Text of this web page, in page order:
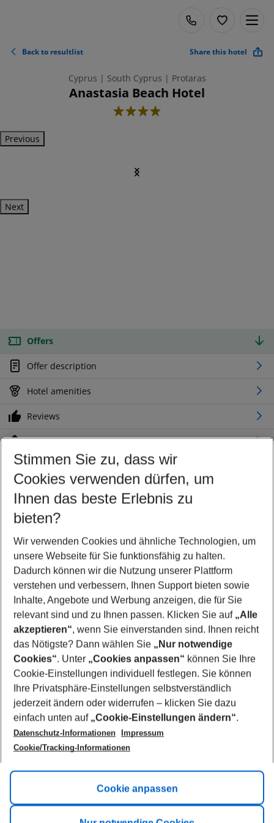
Back to resultlist Share this hotel
Cyprus | South Cyprus | Protaras
Anastasia Beach Hotel
4
Previous
Next
Offers
Offer description
Hotel amenities
Reviews
Location
Customize your offer
Find the perfect deal which suits your best
Your departure airport
Any airport
Select your date range
10/08/26–08/08/27 5-8 nights
Who will travel
2 adults No children
Show more filter
Footer
Footer navigation
Title A
Link A
Stimmen Sie zu, dass wir
Cookies verwenden dürfen, um
Ihnen das beste Erlebnis zu
bieten?
Wir verwenden Cookies und ähnliche Technologien, um
unsere Webseite für Sie funktionsfähig zu halten.
Dadurch können wir die Nutzung unserer Plattform
verstehen und verbessern, Ihnen Support bieten sowie
Inhalte, Angebote und Werbung anzeigen, die für Sie
relevant sind und zu Ihnen passen. Klicken Sie auf „Alle
akzeptieren“, wenn Sie einverstanden sind. Ihnen reicht
das Nötigste? Dann wählen Sie „Nur notwendige
Cookies“. Unter „Cookies anpassen“ können Sie Ihre
Cookie-Einstellungen individuell festlegen. Sie können
Ihre Privatsphäre-Einstellungen selbstverständlich
jederzeit ändern oder widerrufen – klicken Sie dazu
einfach unten auf „Cookie-Einstellungen ändern“.
Datenschutz-Informationen
Impressum
Cookie/Tracking-Informationen
Cookie anpassen